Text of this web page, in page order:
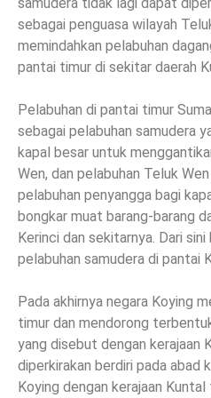
sebagai penguasa wilayah
memindahkan pelabuhan
pantai timur di sekitar daerah
Pelabuhan di pantai timur
sebagai pelabuhan samudera
kapal besar untuk
Wen, dan pelabuhan Teluk
pelabuhan penyangga bagi
bongkar muat barang-barang
Kerinci dan sekitarnya. Dari
pelabuhan samudera di pantai
Pada akhirnya negara Koying
timur dan mendorong
yang disebut dengan kerajaan
diperkirakan berdiri pada abad
Koying dengan kerajaan